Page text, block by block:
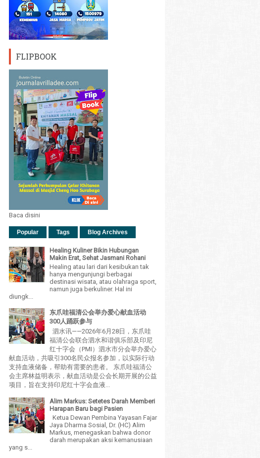
FLIPBOOK
Baca disini
Popular Tags Blog Archives
Healing Kuliner Bikin Hubungan
Makin Erat, Sehat Jasmani Rohani
Healing atau lari dari kesibukan tak
hanya mengunjungi berbagai
destinasi wisata, atau olahraga sport,
namun juga berkuliner. Hal ini
diungk...
东爪哇福清公会举办爱心献血活动
300人踊跃参与
泗水讯——2026年6月28日，东爪哇
福清公会联合泗水和谐俱乐部及印尼
红十字会（PMI）泗水市分会举办爱心
献血活动，共吸引300名民众报名参加，以实际行动
支持血液储备，帮助有需要的患者。 东爪哇福清公
会主席林益明表示，献血活动是公会长期开展的公益
项目，旨在支持印尼红十字会血液...
Alim Markus: Setetes Darah Memberi
Harapan Baru bagi Pasien
Ketua Dewan Pembina Yayasan Fajar
Jaya Dharma Sosial, Dr. (HC) Alim
Markus, menegaskan bahwa donor
darah merupakan aksi kemanusiaan
yang s...